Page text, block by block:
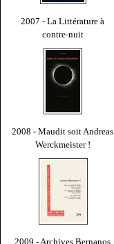
2007 - La Littérature à
contre-nuit
2008 - Maudit soit Andreas
Werckmeister !
2009 - Archives Bernanos